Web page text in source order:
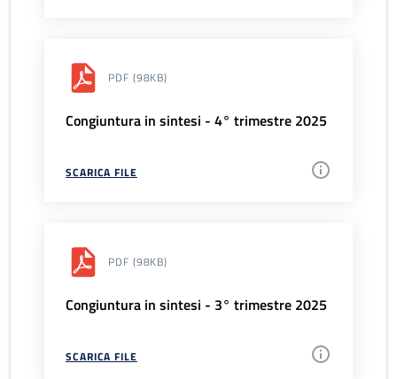
PDF (98KB)
Congiuntura in sintesi - 4° trimestre 2025
SCARICA FILE
PDF (98KB)
Congiuntura in sintesi - 3° trimestre 2025
SCARICA FILE